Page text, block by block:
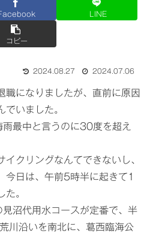
LINE
コピー
2024.08.27 2024.07.06
職になりましたが、直前に原因
でいました。
最中と言うのに30度を超え
クリングなんてできないし、
今日は、午前5時半に起きて1
た。
沼代用水コースが定番で、半
川沿いを南北に、葛西臨海公